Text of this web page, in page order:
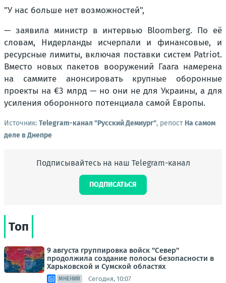
"У нас больше нет возможностей",
— заявила министр в интервью Bloomberg. По её
словам, Нидерланды исчерпали и финансовые, и
ресурсные лимиты, включая поставки систем Patriot.
Вместо новых пакетов вооружений Гаага намерена
на саммите анонсировать крупные оборонные
проекты на €3 млрд — но они не для Украины, а для
усиления оборонного потенциала самой Европы.
Источник: Telegram-канал "Русский Демиург", репост На самом
деле в Днепре
Подписывайтесь на наш Telegram-канал
ПОДПИСАТЬСЯ
Топ
9 августа группировка войск "Север"
продолжила создание полосы безопасности в
Харьковской и Сумской областях
МНЕНИЯ Сегодня, 10:07